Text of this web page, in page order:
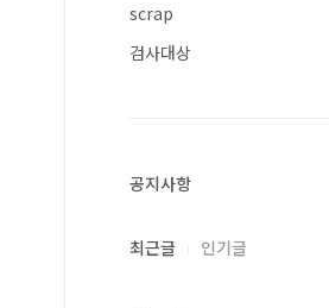
scrap
검사대상
공지사항
최근글 인기글